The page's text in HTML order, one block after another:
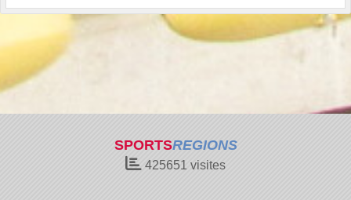
SPORTSREGIONS
425651 visites